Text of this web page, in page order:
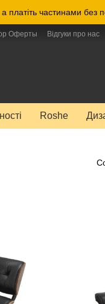
платіть частинами без
Оферты Відгуки про нас
Roshe